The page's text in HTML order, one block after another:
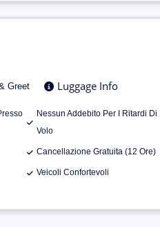
Greet Luggage Info
Nessun Addebito Per I Ritardi Di
Volo
Cancellazione Gratuita (12 Ore)
Veicoli Confortevoli